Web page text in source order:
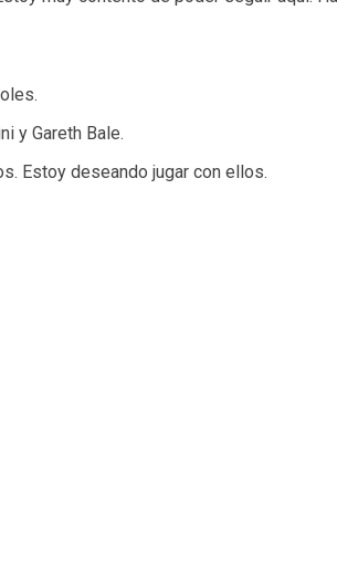
y Gareth Bale.
Estoy deseando jugar con ellos.